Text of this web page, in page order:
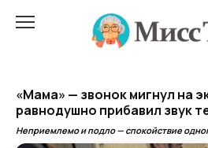
«Мама» — звонок мигнул на
равнодушно прибавил звук
Неприемлемо и подло — спокойствие